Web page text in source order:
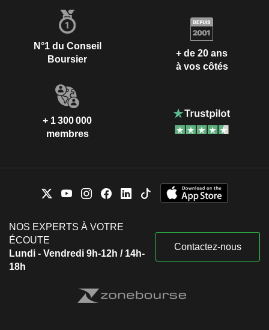
N°1 du Conseil
Boursier
+ de 20 ans
à vos côtés
+ 1 300 000
membres
NOS EXPERTS À VOTRE
ÉCOUTE
Lundi - Vendredi 9h-12h / 14h-
18h
Contactez-nous